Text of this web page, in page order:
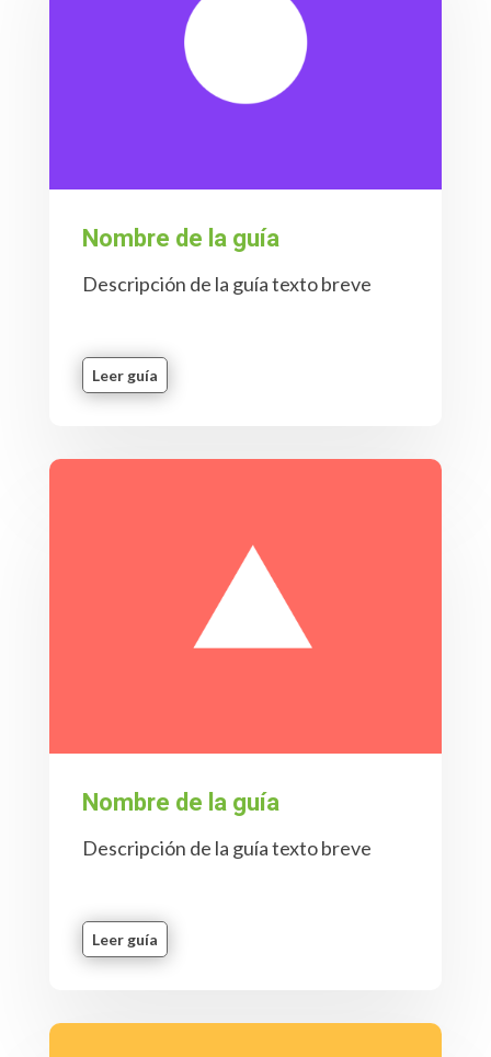
Nombre de la guía
Descripción de la guía texto breve
Leer guía
Nombre de la guía
Descripción de la guía texto breve
Leer guía